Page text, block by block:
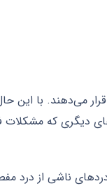
می‌دهند. با این
دیگری که مشکلات
ناشی از